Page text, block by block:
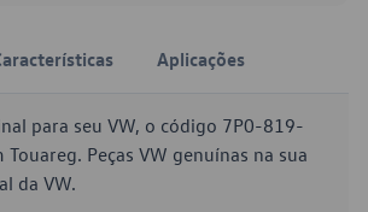
Aplicações
para seu VW, o código 7P0-819-
Peças VW genuínas na sua
da VW.